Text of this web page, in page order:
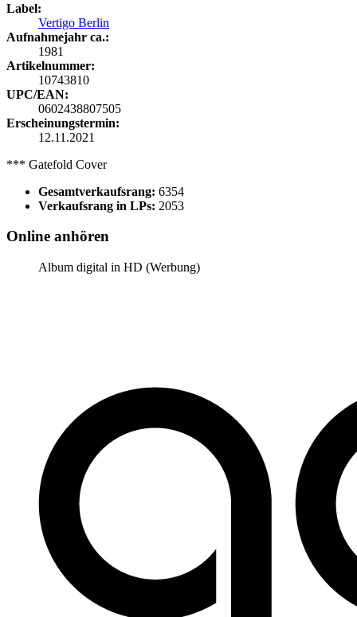
Label:
Vertigo Berlin
Aufnahmejahr ca.:
1981
Artikelnummer:
10743810
UPC/EAN:
0602438807505
Erscheinungstermin:
12.11.2021
*** Gatefold Cover
Gesamtverkaufsrang: 6354
Verkaufsrang in LPs: 2053
Online anhören
Album digital in HD (Werbung)